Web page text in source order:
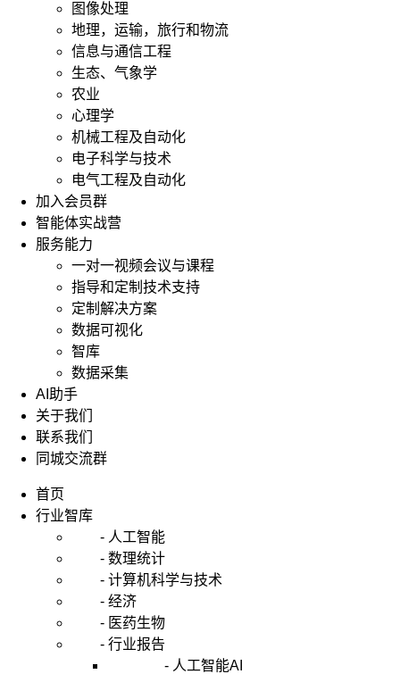
图像处理
地理，运输，旅行和物流
信息与通信工程
生态、气象学
农业
心理学
机械工程及自动化
电子科学与技术
电气工程及自动化
加入会员群
智能体实战营
服务能力
一对一视频会议与课程
指导和定制技术支持
定制解决方案
数据可视化
智库
数据采集
AI助手
关于我们
联系我们
同城交流群
首页
行业智库
- 人工智能
- 数理统计
- 计算机科学与技术
- 经济
- 医药生物
- 行业报告
- 人工智能AI